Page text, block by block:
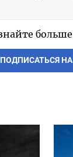
ПОДПИСАТЬСЯ